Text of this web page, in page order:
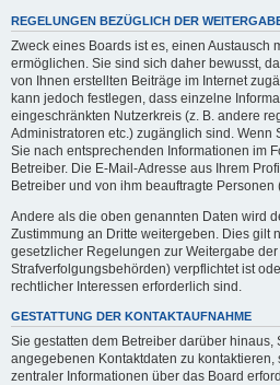
REGELUNGEN BEZÜGLICH DER
Zweck eines Boards ist es, einen Austausch
ermöglichen. Sie sind sich daher bewusst,
von Ihnen erstellten Beiträge im Internet
kann jedoch festlegen, dass einzelne
eingeschränkten Nutzerkreis (z. B. andere
Administratoren etc.) zugänglich sind. Wenn
Sie nach entsprechenden Informationen im
Betreiber. Die E-Mail-Adresse aus Ihrem
Betreiber und von ihm beauftragte Personen
Andere als die oben genannten Daten wird
Zustimmung an Dritte weitergeben. Dies gilt
gesetzlicher Regelungen zur Weitergabe der
Strafverfolgungsbehörden) verpflichtet ist
rechtlicher Interessen erforderlich sind.
GESTATTUNG DER KONTAKTAUFNAHME
Sie gestatten dem Betreiber darüber hinaus,
angegebenen Kontaktdaten zu kontaktieren,
zentraler Informationen über das Board